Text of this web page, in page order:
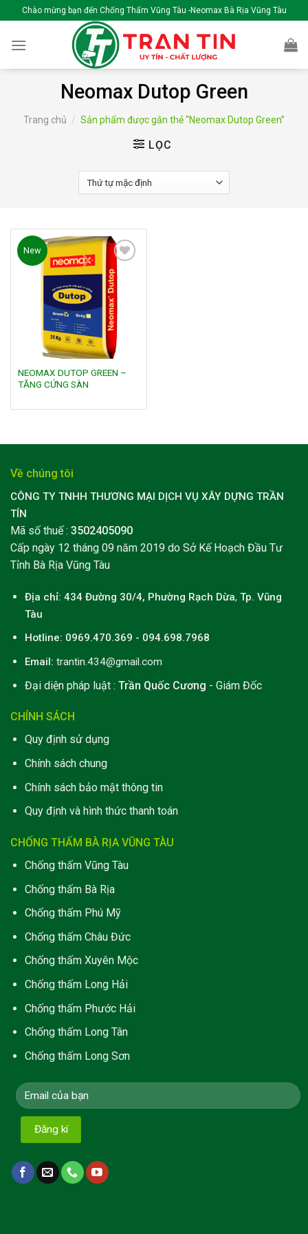
to
content
Chào mừng bạn đến Chống Thấm Vũng Tàu -Neomax Bà Rịa Vũng Tàu
Neomax Dutop Green
Trang chủ / Sản phẩm được gắn thẻ “Neomax Dutop Green”
LỌC
New
Add to
wishlist
NEOMAX DUTOP GREEN –
TĂNG CỨNG SÀN
Về chúng tôi
CÔNG TY TNHH THƯƠNG MẠI DỊCH VỤ XÂY DỰNG TRẦN
TÍN
Mã số thuế : 3502405090
Cấp ngày 12 tháng 09 năm 2019 do Sở Kế Hoạch Đầu Tư
Tỉnh Bà Rịa Vũng Tàu
Địa chỉ: 434 Đường 30/4, Phường Rạch Dừa, Tp. Vũng
Tàu
Hotline: 0969.470.369 - 094.698.7968
Email: trantin.434@gmail.com
Đại diện pháp luật : Trần Quốc Cương - Giám Đốc
CHÍNH SÁCH
Quy định sử dụng
Chính sách chung
Chính sách bảo mật thông tin
Quy định và hình thức thanh toán
CHỐNG THẤM BÀ RỊA VŨNG TÀU
Chống thấm Vũng Tàu
Chống thấm Bà Rịa
Chống thấm Phú Mỹ
Chống thấm Châu Đức
Chống thấm Xuyên Mộc
Chống thấm Long Hải
Chống thấm Phước Hải
Chống thấm Long Tân
Chống thấm Long Sơn